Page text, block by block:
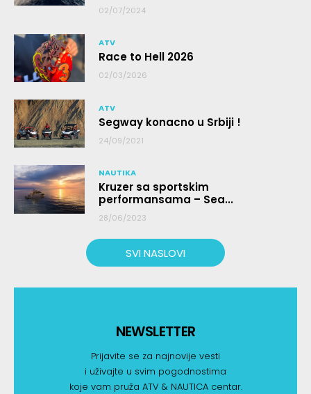
02/07/2024
ATV
Race to Hell 2026
02/03/2026
ATV
Segway konacno u Srbiji !
24/09/2021
NAUTIKA
Kruzer sa sportskim
performansama – Sea...
28/06/2023
SVI NASLOVI
NEWSLETTER
Prijavite se za najnovije vesti
i uživajte u svim pogodnostima
koje vam pruža ATV & NAUTICA centar.